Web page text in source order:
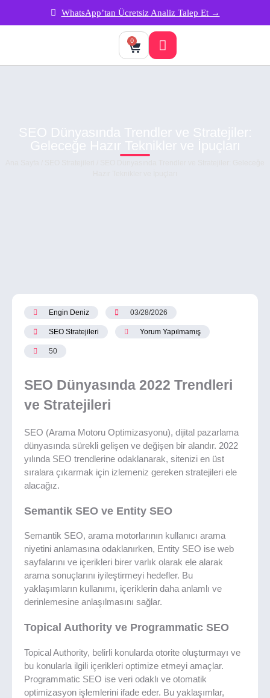
WhatsApp’tan Ücretsiz Analiz Talep Et →
0
SEO Dünyasında Trendler ve Stratejiler:
Geleceğe Hazır Teknikler ve İpuçları
Engin Deniz 03/28/2026
SEO Stratejileri Yorum Yapılmamış
50
SEO Dünyasında 2022 Trendleri
ve Stratejileri
SEO (Arama Motoru Optimizasyonu), dijital pazarlama
dünyasında sürekli gelişen ve değişen bir alandır. 2022
yılında SEO trendlerine odaklanarak, sitenizi en üst
sıralara çıkarmak için izlemeniz gereken stratejileri ele
alacağız.
Semantik SEO ve Entity SEO
Semantik SEO, arama motorlarının kullanıcı arama
niyetini anlamasına odaklanırken, Entity SEO ise web
sayfalarını ve içerikleri birer varlık olarak ele alarak
arama sonuçlarını iyileştirmeyi hedefler. Bu
yaklaşımların kullanımı, içeriklerin daha anlamlı ve
derinlemesine anlaşılmasını sağlar.
Topical Authority ve Programmatic SEO
Topical Authority, belirli konularda otorite oluşturmayı ve
bu konularla ilgili içerikleri optimize etmeyi amaçlar.
Programmatic SEO ise veri odaklı ve otomatik
optimizasyon işlemlerini ifade eder. Bu yaklaşımlar,